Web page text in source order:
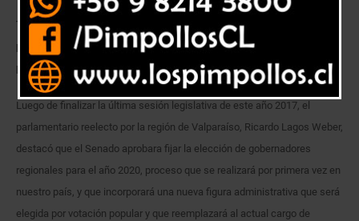
Tras aprobarse el proyecto en la última sesión legislativa del año, el
parlamentario espera que la Cámara ratifique la decisión del Senado
para que el proyecto se convierta en ley.
Luego de finalizar la última sesión legislativa de este año 2017, el
parlamentario reelecto por la región de Valparaíso, Ricardo Lagos Weber,
destacó que el Senado aprobara fijar la elección de gobernadores
regionales para el año 2020, proceso que se realizará por primera vez en
nuestro país, y que incorporará una nueva figura administrativa que será
elegida por votación popular y que reemplazará al actual cargo de